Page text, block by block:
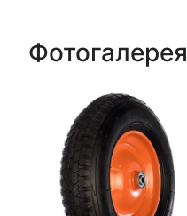
Фотогалерея